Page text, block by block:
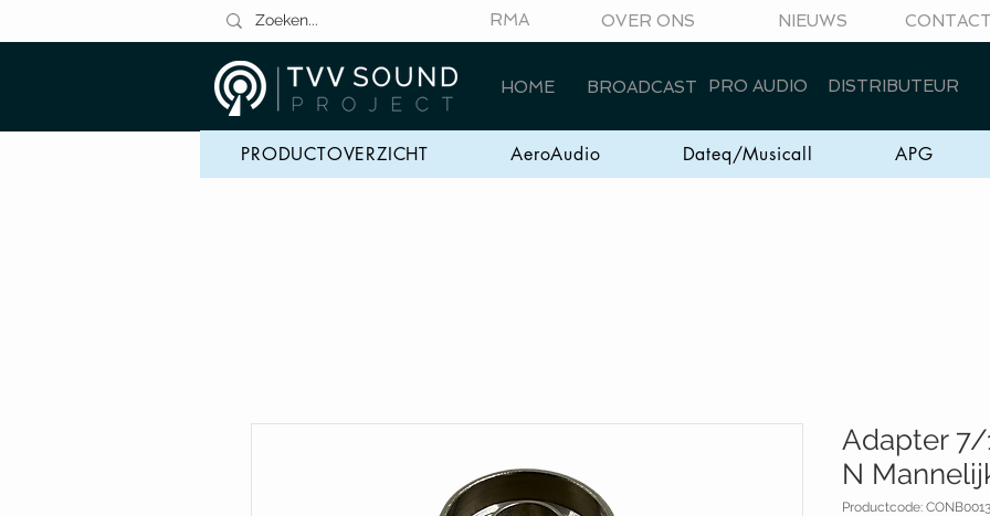
RMA OVER ONS NIEUWS CONTACT
HOME BROADCAST PRO AUDIO DISTRIBUTEUR
PRODUCTOVERZICHT AeroAudio Dateq/Musicall APG
Adapter 7/
N
Productcode: